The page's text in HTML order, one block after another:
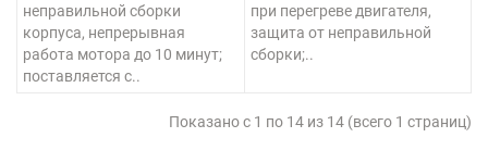
неправильной сборки
корпуса, непрерывная
работа мотора до 10 минут;
поставляется с..
при перегреве двигателя,
защита от неправильной
сборки;..
Показано с 1 по 14 из 14 (всего 1 страниц)